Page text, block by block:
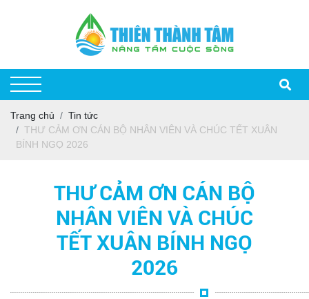
Trang chủ
Tin tức
THƯ CẢM ƠN CÁN BỘ NHÂN VIÊN VÀ CHÚC TẾT XUÂN
BÍNH NGỌ 2026
THƯ CẢM ƠN CÁN BỘ
NHÂN VIÊN VÀ CHÚC
TẾT XUÂN BÍNH NGỌ
2026